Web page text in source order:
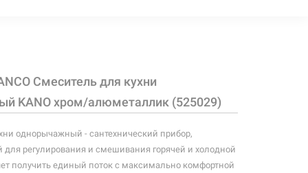
4005 грн Нет в наличии
Смеситель для кухни
KANO хром/алюметаллик (525029)
однорычажный - сантехнический прибор,
регулирования и смешивания горячей и холодной
получить единый поток с максимально комфортной